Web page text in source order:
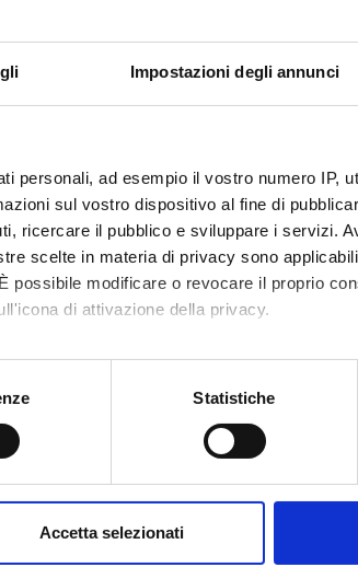
Impostazioni degli annunci
personali, ad esempio il vostro numero IP,
sul vostro dispositivo al fine di
ricercare il pubblico e sviluppare i servizi.
scelte in materia di privacy sono
possibile modificare o revocare il proprio
di attivazione della privacy.
geografica, con un'approssimazione di
dalla Dichiarazione sui cookie.
Statistiche
Accetta selezionati
24 MED/25-PSYCHIATRY